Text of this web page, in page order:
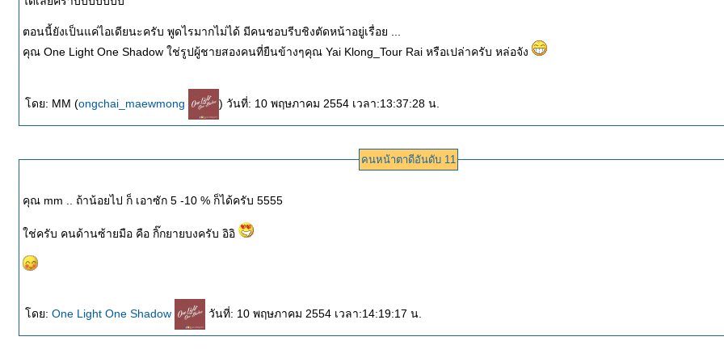
ตอนนี้ยังเป็นแค่ไอเดียนะครับ พูดไรมากไม่ได้ มีคนชอบรีบชิงตัดหน้าอยู่เรื่อย ...
คุณ One Light One Shadow ใช่รูปผู้ชายสองคนที่ยืนข้างๆคุณ Yai Klong_Tour Rai หรือเปล่าครับ หล่อจัง
ดย: MM (ongchai_maewmong ) วันที่: 10 พฤษภาคม 2554 เวลา:13:37:28 น.
คนหน้าตาดีอันดับ 11
คุณ mm .. ถ้าน้อยไป ก็ เอาซัก 5 -10 % ก็ได้ครับ 5555
ช่ครับ คนด้านซ้ายมือ คือ กิ๊กยายบงครับ อิอิ
ดย: One Light One Shadow วันที่: 10 พฤษภาคม 2554 เวลา:14:19:17 น.